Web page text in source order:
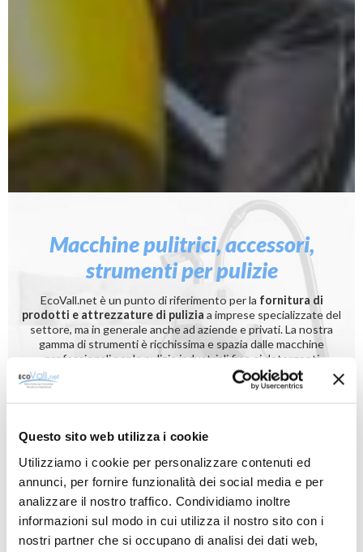
Questo sito web utilizza i cookie
Utilizziamo i cookie per personalizzare contenuti ed
annunci, per fornire funzionalità dei social media e per
analizzare il nostro traffico. Condividiamo inoltre
informazioni sul modo in cui utilizza il nostro sito con i
nostri partner che si occupano di analisi dei dati web,
Macchine pulitrici, accessori,
strumenti per pulizie
EcoVall.net è un punto di riferimento per la fornitura di
prodotti e attrezzature di pulizia a imprese specializzate del
settore, ma in generale anche ad aziende e privati. La nostra
gamma di strumenti è ricchissima e spazia dalle macchine
professionali per le pulizie industriali fino ai detergenti
concentrati per tutte le superfici: puoi decidere se acquistarli
nel nostro
, con ampio spazio
espositivo e consulenza specialistica a tua disposizione,
la comodità dello shopping online.
Macchine per la pulizia Attrezzature per pulizia manuale